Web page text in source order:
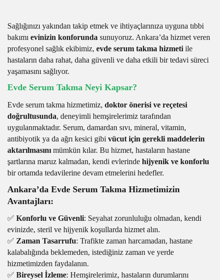
Sağlığınızı yakından takip etmek ve ihtiyaçlarınıza uyguna tıbbi
bakımı evinizin konforunda sunuyoruz. Ankara’da hizmet veren
profesyonel sağlık ekibimiz, evde serum takma hizmeti ile
hastaların daha rahat, daha güvenli ve daha etkili bir tedavi süreci
yaşamasını sağlıyor.
Evde Serum Takma Neyi Kapsar?
Evde serum takma hizmetimiz, doktor önerisi ve reçetesi
doğrultusunda, deneyimli hemşirelerimiz tarafından
uygulanmaktadır. Serum, damardan sıvı, mineral, vitamin,
antibiyotik ya da ağrı kesici gibi vücut için gerekli maddelerin
aktarılmasını mümkün kılar. Bu hizmet, hastaların hastane
şartlarına maruz kalmadan, kendi evlerinde hijyenik ve konforlu
bir ortamda tedavilerine devam etmelerini hedefler.
Ankara’da Evde Serum Takma Hizmetimizin
Avantajları:
✅ Konforlu ve Güvenli: Seyahat zorunluluğu olmadan, kendi
evinizde, steril ve hijyenik koşullarda hizmet alın.
✅ Zaman Tasarrufu: Trafikte zaman harcamadan, hastane
kalabalığında beklemeden, istediğiniz zaman ve yerde
hizmetimizden faydalanın.
✅ Bireysel İzleme: Hemşirelerimiz, hastaların durumlarını